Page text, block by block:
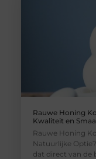
Rauwe Honing
Kwaliteit en
Rauwe Honing
Natuurlijke
dat direct van de